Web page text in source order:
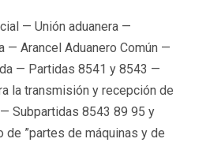
— Unión aduanera —
— Arancel Aduanero Común —
— Partidas 8541 y 8543 —
la transmisión y recepción de
Subpartidas 8543 89 95 y
”partes de máquinas y de